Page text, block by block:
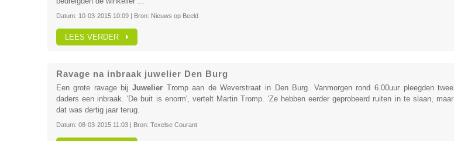
Datum: 10-03-2015 10:09| Bron: Nieuws op Beeld
LEES VERDER
Ravage na inbraak juwelier Den Burg
Een grote ravage bij JuwelierTromp aan de Weverstraat in Den Burg. Vanmorgen rond 6.00uur pleegden twee
daders een inbraak. 'De buit is enorm', vertelt Martin Tromp. 'Ze hebben eerder geprobeerd ruiten in te slaan, maar
dat was dertig jaar terug.
Datum: 08-03-2015 11:03| Bron: Texelse Courant